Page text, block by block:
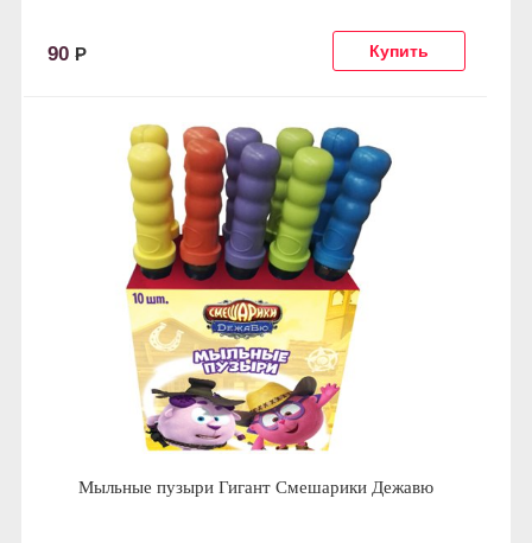
90 Р
Мыльные пузыри Гигант Смешарики Дежавю